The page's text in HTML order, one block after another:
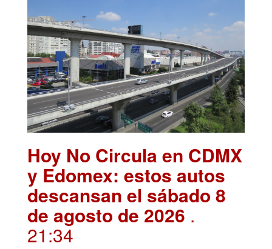
Hoy No Circula en CDMX
y Edomex: estos autos
descansan el sábado 8
de agosto de 2026 .
21:34